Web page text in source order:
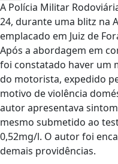
A Polícia Militar
24, durante uma blitz na
emplacado em Juiz de
Após a abordagem em
foi constatado haver um
do motorista, expedido
motivo de violência
autor apresentava
mesmo submetido ao
0,52mg/l. O autor foi
demais providências.